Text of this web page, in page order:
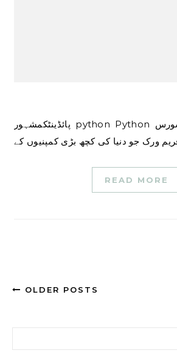
پائڈینٹکمشہور python Python لائبریری اور اوپن سورس
READ MORE
OLDER POSTS